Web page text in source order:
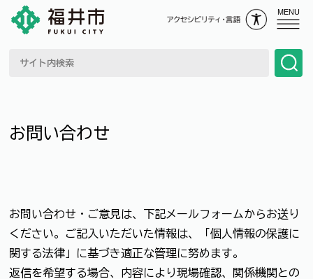
MENU
お問い合わせ
お問い合わせ・ご意見は、下記メールフォームからお送り
ください。ご記入いただいた情報は、「個人情報の保護に
関する法律」に基づき適正な管理に努めます。
返信を希望する場合、内容により現場確認、関係機関との